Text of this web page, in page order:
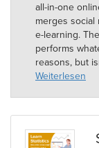
all-in-one
merges social
e-learning.
performs
reasons, but
accounts - it
Weiterlesen